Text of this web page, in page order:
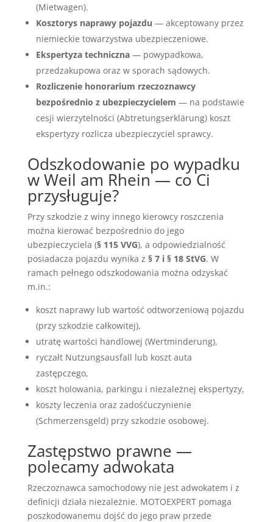
(Mietwagen).
Kosztorys naprawy pojazdu — akceptowany przez
niemieckie towarzystwa ubezpieczeniowe.
Ekspertyza techniczna— powypadkowa,
przedzakupowa oraz w sporach sądowych.
Rozliczenie honorarium rzeczoznawcy
bezpośrednio z ubezpieczycielem — na podstawie
cesji wierzytelności (Abtretungserklärung) koszt
ekspertyzy rozlicza ubezpieczyciel sprawcy.
Odszkodowanie po wypadku
w Weil am Rhein — co Ci
przysługuje?
Przy szkodzie z winy innego kierowcy roszczenia
można kierować bezpośrednio do jego
ubezpieczyciela (§ 115 VVG), a odpowiedzialność
posiadacza pojazdu wynika z § 7 i § 18 StVG. W
ramach pełnego odszkodowania można odzyskać
m.in.:
koszt naprawy lub wartość odtworzeniową pojazdu
(przy szkodzie całkowitej),
utratę wartości handlowej (Wertminderung),
ryczałt Nutzungsausfall lub koszt auta
zastępczego,
koszt holowania, parkingu i niezależnej ekspertyzy,
koszty leczenia oraz zadośćuczynienie
(Schmerzensgeld) przy szkodzie osobowej.
Zastępstwo prawne —
polecamy adwokata
Rzeczoznawca samochodowy nie jest adwokatem i z
definicji działa niezależnie. MOTOEXPERT pomaga
poszkodowanemu dojść do jego praw przede